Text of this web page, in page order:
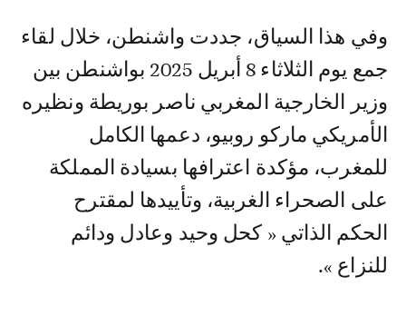
وفي هذا السياق، جددت واشنطن، خلال لقاء
جمع يوم الثلاثاء 8 أبريل 2025 بواشنطن بين
وزير الخارجية المغربي ناصر بوريطة ونظيره
الأمريكي ماركو روبيو، دعمها الكامل
للمغرب، مؤكدة اعترافها بسيادة المملكة
على الصحراء الغربية، وتأييدها لمقترح
الحكم الذاتي « كحل وحيد وعادل ودائم
للنزاع ».